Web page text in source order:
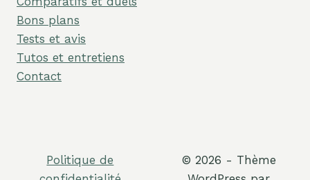
Bons plans
Tests et avis
Tutos et entretiens
Contact
Politique de
© 2026 - Thème